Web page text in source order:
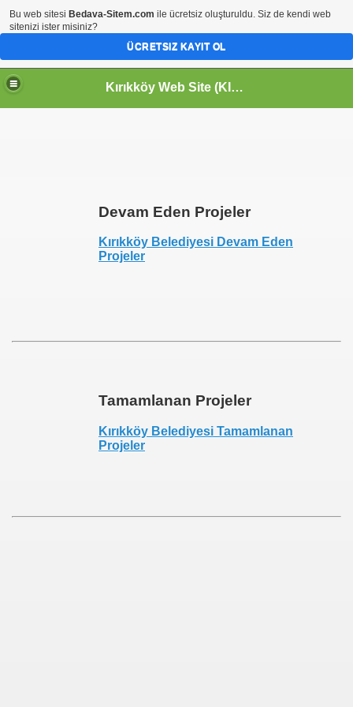
Kırıkköy Web Site (KIRIKKÖY-KİRİKKOY) HOŞGELDİNİZ
Devam Eden Projeler
Kırıkköy Belediyesi Devam Eden
Projeler
Tamamlanan Projeler
Kırıkköy Belediyesi Tamamlanan
Projeler
Bu web sitesi Bedava-Sitem.com ile ücretsiz oluşturuldu. Siz de kendi web
sitenizi ister misiniz?
ÜCRETSIZ KAYIT OL